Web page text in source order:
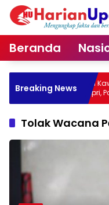
Langsung
Beranda
Breaking News
Kawal Revitalisasi
di Kepri, Pastikan Tepat
Waktu
Tolak Wacana